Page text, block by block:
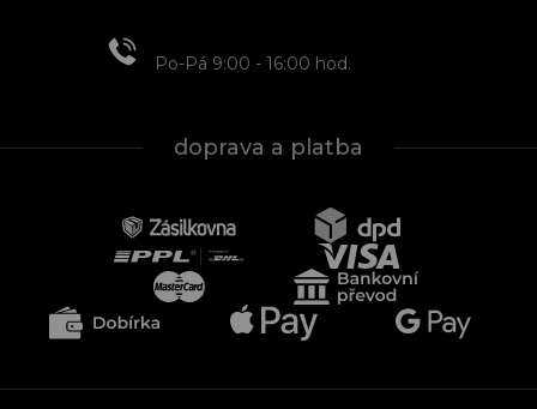
Po-Pá 9:00 - 16:00 hod.
doprava a platba